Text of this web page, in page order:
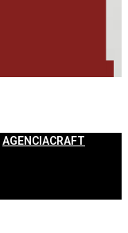
AGENCIACRAFT